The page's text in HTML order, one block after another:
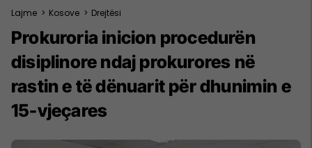
Lajme > Kosove > Drejtësi
Prokuroria inicion procedurën
disiplinore ndaj prokurores në
rastin e të dënuarit për dhunimin e
15-vjeçares